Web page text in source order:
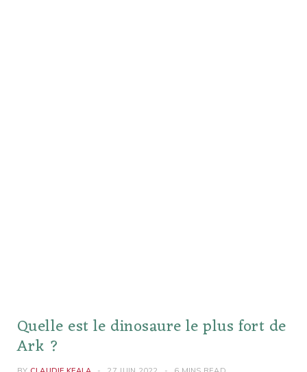
Quelle est le dinosaure le plus fort de
Ark ?